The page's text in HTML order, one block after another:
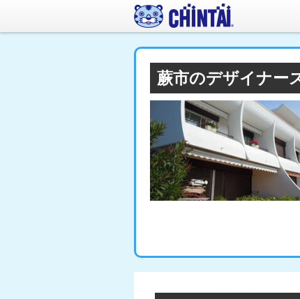
蕨市のデザイナー